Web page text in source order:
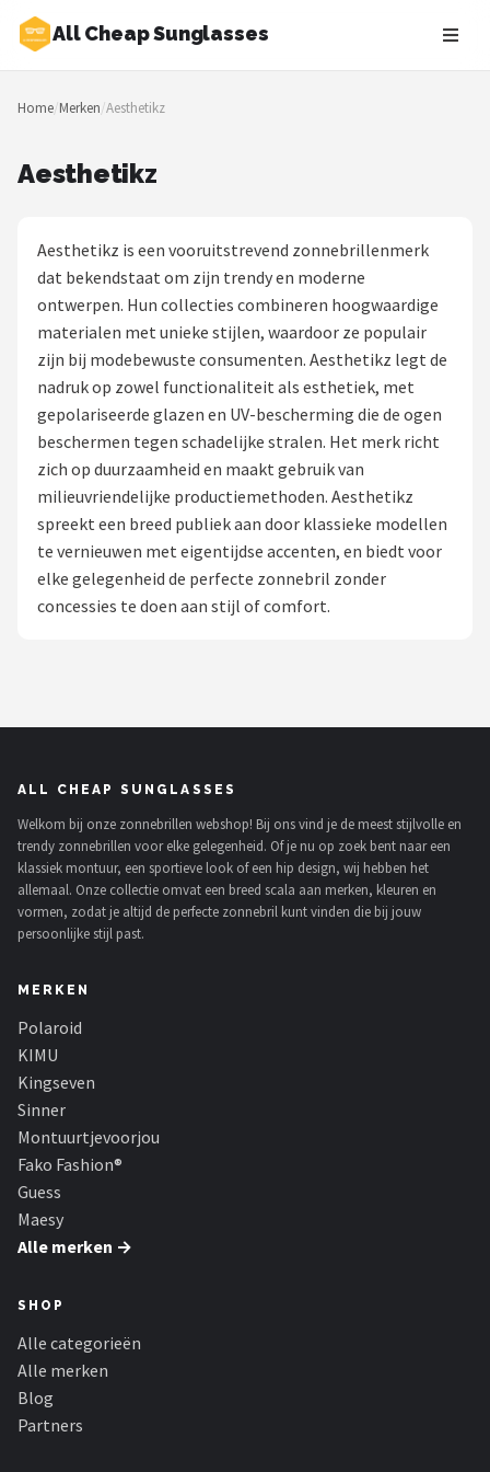
All Cheap Sunglasses
Zoeken
NAVIGATIE
Blog
Zonnebrillen
Baby zonnebrillen
Shop
POPULAIRE MERKEN
Polaroid
KIMU
Kingseven
Guess
Maesy
Fako Sunglasses®
Zonnebril Dames
Home/Merken/Aesthetikz
Aesthetikz
Aesthetikz is een vooruitstrevend zonnebrillenmerk
dat bekendstaat om zijn trendy en moderne
ontwerpen. Hun collecties combineren hoogwaardige
materialen met unieke stijlen, waardoor ze populair
zijn bij modebewuste consumenten. Aesthetikz legt de
nadruk op zowel functionaliteit als esthetiek, met
gepolariseerde glazen en UV-bescherming die de ogen
beschermen tegen schadelijke stralen. Het merk richt
zich op duurzaamheid en maakt gebruik van
milieuvriendelijke productiemethoden. Aesthetikz
spreekt een breed publiek aan door klassieke modellen
te vernieuwen met eigentijdse accenten, en biedt voor
elke gelegenheid de perfecte zonnebril zonder
concessies te doen aan stijl of comfort.
ALL CHEAP SUNGLASSES
Welkom bij onze zonnebrillen webshop! Bij ons vind je de meest stijlvolle en
trendy zonnebrillen voor elke gelegenheid. Of je nu op zoek bent naar een
klassiek montuur, een sportieve look of een hip design, wij hebben het
allemaal. Onze collectie omvat een breed scala aan merken, kleuren en
vormen, zodat je altijd de perfecte zonnebril kunt vinden die bij jouw
persoonlijke stijl past.
MERKEN
Polaroid
KIMU
Kingseven
Sinner
Montuurtjevoorjou
Fako Fashion®
Guess
Maesy
Alle merken →
SHOP
Alle categorieën
Alle merken
Blog
Partners